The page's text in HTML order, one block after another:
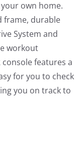
own home.
frame, durable
System and
workout
console features a
for you to check
you on track to